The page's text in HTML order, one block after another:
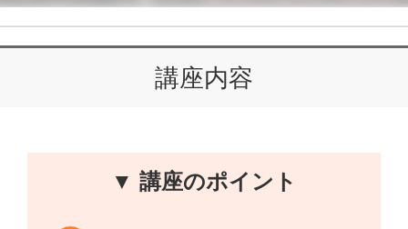
講座内容
▼ 講座のポイント